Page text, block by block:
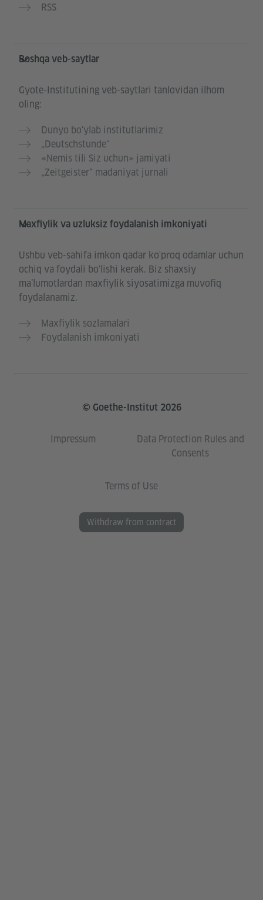
RSS
Boshqa veb-saytlar
Gyote-Institutining veb-saytlari tanlovidan ilhom
oling:
Dunyo bo'ylab institutlarimiz
„Deutschstunde“
«Nemis tili Siz uchun» jamiyati
„Zeitgeister“ madaniyat jurnali
Maxfiylik va uzluksiz foydalanish imkoniyati
Ushbu veb-sahifa imkon qadar ko'proq odamlar uchun
ochiq va foydali bo'lishi kerak. Biz shaxsiy
maʼlumotlardan maxfiylik siyosatimizga muvofiq
foydalanamiz.
Maxfiylik sozlamalari
Foydalanish imkoniyati
© Goethe-Institut 2026
Impressum
Data Protection Rules and
Consents
Terms of Use
Withdraw from contract